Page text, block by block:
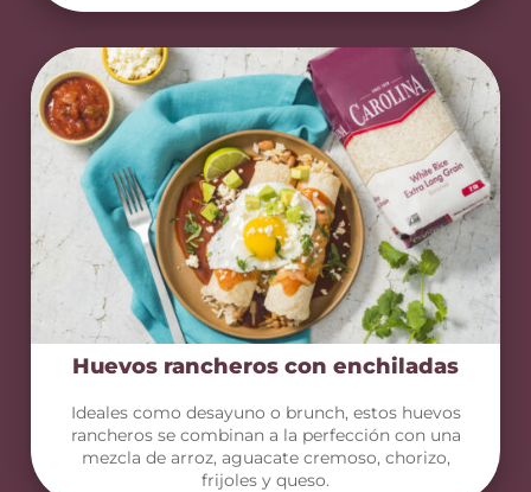
Huevos rancheros con enchiladas
Ideales como desayuno o brunch, estos huevos
rancheros se combinan a la perfección con una
mezcla de arroz, aguacate cremoso, chorizo,
frijoles y queso.